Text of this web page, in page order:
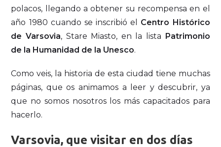
polacos, llegando a obtener su recompensa en el
año 1980 cuando se inscribió el Centro Histórico
de Varsovia, Stare Miasto, en la lista Patrimonio
de la Humanidad de la Unesco.
Como veis, la historia de esta ciudad tiene muchas
páginas, que os animamos a leer y descubrir, ya
que no somos nosotros los más capacitados para
hacerlo.
Varsovia, que visitar en dos días